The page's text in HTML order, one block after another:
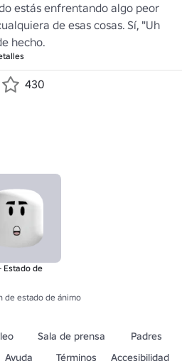
estás enfrentando algo peor
de esas cosas. Sí, "Uh
hecho.
430
Estado de
de estado de ánimo
Sala de prensa
Padres
Ayuda Términos Accesibilidad